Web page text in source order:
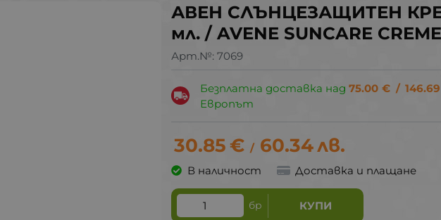
АВЕН СЛЪНЦЕЗАЩИТЕН
мл. / AVENE SUNCARE
Арт.№: 7069
Безплатна доставка над75.00 € / 146.69
Европът
30.85€ / 60.34лв.
В наличност Доставка и плащане
бр КУПИ